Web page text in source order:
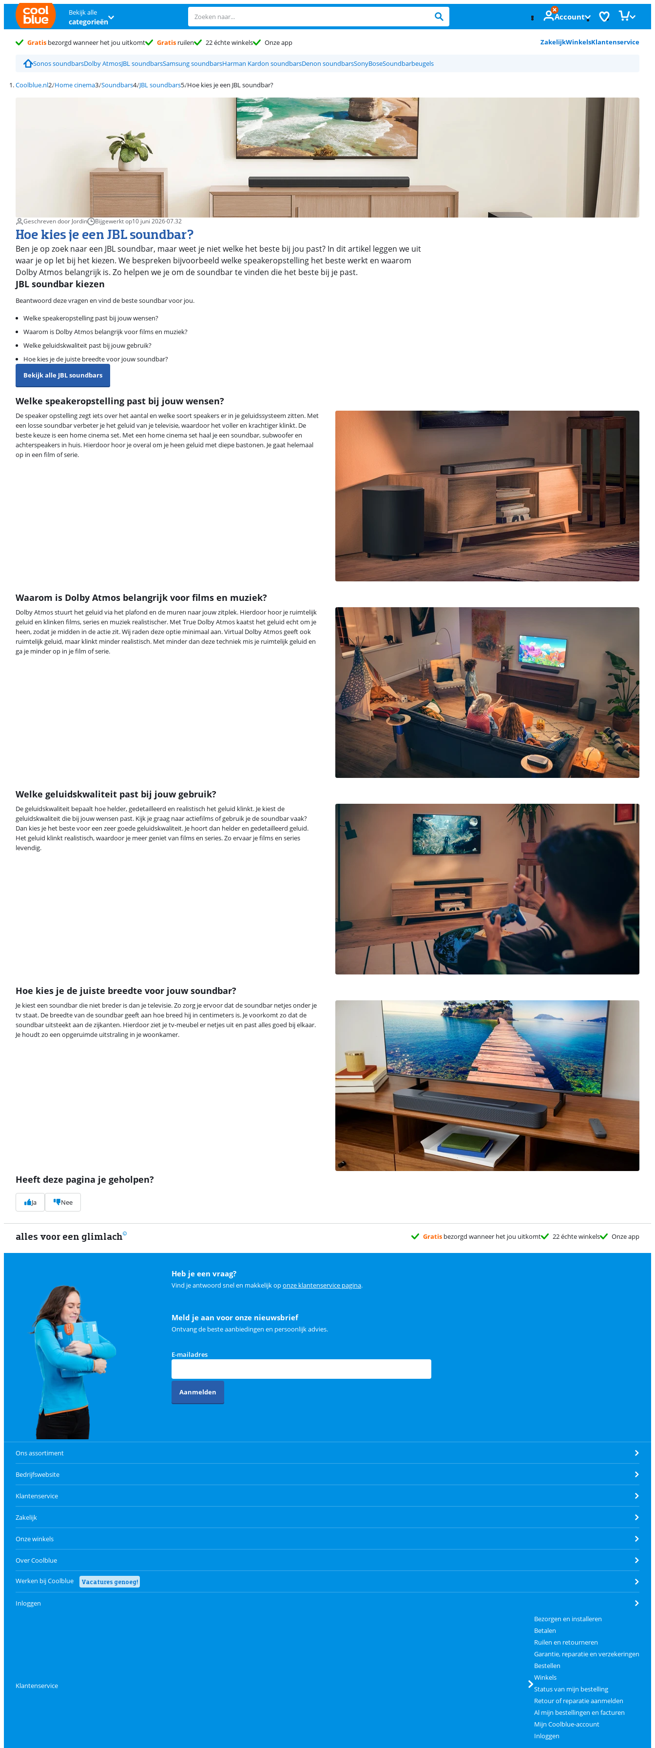
Bekijk alle
categorieën Account
Gratis bezorgd wanneer het jou uitkomt Gratis ruilen 22 échte winkels Onze app ZakelijkWinkelsKlantenservice
Sonos soundbarsDolby AtmosJBL soundbarsSamsung soundbarsHarman Kardon soundbarsDenon soundbarsSonyBoseSoundbarbeugels
Coolblue.nl Home cinema Soundbars JBL soundbars Hoe kies je een JBL soundbar?
Geschreven door Jordin Bijgewerkt op10 juni 2026·07.32
Hoe kies je een JBL soundbar?
Ben je op zoek naar een JBL soundbar, maar weet je niet welke het beste bij jou past? In dit artikel leggen we uit
waar je op let bij het kiezen. We bespreken bijvoorbeeld welke speakeropstelling het beste werkt en waarom
Dolby Atmos belangrijk is. Zo helpen we je om de soundbar te vinden die het beste bij je past.
JBL soundbar kiezen
Beantwoord deze vragen en vind de beste soundbar voor jou.
Welke speakeropstelling past bij jouw wensen?
Waarom is Dolby Atmos belangrijk voor films en muziek?
Welke geluidskwaliteit past bij jouw gebruik?
Hoe kies je de juiste breedte voor jouw soundbar?
Bekijk alle JBL soundbars
Welke speakeropstelling past bij jouw wensen?
De speaker opstelling zegt iets over het aantal en welke soort speakers er in je geluidssysteem zitten. Met
een losse soundbar verbeter je het geluid van je televisie, waardoor het voller en krachtiger klinkt. De
beste keuze is een home cinema set. Met een home cinema set haal je een soundbar, subwoofer en
achterspeakers in huis. Hierdoor hoor je overal om je heen geluid met diepe bastonen. Je gaat helemaal
op in een film of serie.
Waarom is Dolby Atmos belangrijk voor films en muziek?
Dolby Atmos stuurt het geluid via het plafond en de muren naar jouw zitplek. Hierdoor hoor je ruimtelijk
geluid en klinken films, series en muziek realistischer. Met True Dolby Atmos kaatst het geluid echt om je
heen, zodat je midden in de actie zit. Wij raden deze optie minimaal aan. Virtual Dolby Atmos geeft ook
ruimtelijk geluid, maar klinkt minder realistisch. Met minder dan deze techniek mis je ruimtelijk geluid en
ga je minder op in je film of serie.
Welke geluidskwaliteit past bij jouw gebruik?
De geluidskwaliteit bepaalt hoe helder, gedetailleerd en realistisch het geluid klinkt. Je kiest de
geluidskwaliteit die bij jouw wensen past. Kijk je graag naar actiefilms of gebruik je de soundbar vaak?
Dan kies je het beste voor een zeer goede geluidskwaliteit. Je hoort dan helder en gedetailleerd geluid.
Het geluid klinkt realistisch, waardoor je meer geniet van films en series. Zo ervaar je films en series
levendig.
Hoe kies je de juiste breedte voor jouw soundbar?
Je kiest een soundbar die niet breder is dan je televisie. Zo zorg je ervoor dat de soundbar netjes onder je
tv staat. De breedte van de soundbar geeft aan hoe breed hij in centimeters is. Je voorkomt zo dat de
soundbar uitsteekt aan de zijkanten. Hierdoor ziet je tv-meubel er netjes uit en past alles goed bij elkaar.
Je houdt zo een opgeruimde uitstraling in je woonkamer.
Heeft deze pagina je geholpen?
Ja Nee
alles voor een glimlach Gratis bezorgd wanneer het jou uitkomt 22 échte winkels Onze app
Heb je een vraag?
Vind je antwoord snel en makkelijk oponze klantenservice pagina.
Meld je aan voor onze nieuwsbrief
Ontvang de beste aanbiedingen en persoonlijk advies.
E-mailadres
Aanmelden
Ons assortiment
Bedrijfswebsite
Klantenservice
Zakelijk
Onze winkels
Over Coolblue
Werken bij Coolblue Vacatures genoeg!
Inloggen
Klantenservice
Bezorgen en installeren
Betalen
Ruilen en retourneren
Garantie, reparatie en verzekeringen
Bestellen
Winkels
Status van mijn bestelling
Retour of reparatie aanmelden
Al mijn bestellingen en facturen
Mijn Coolblue-account
Inloggen